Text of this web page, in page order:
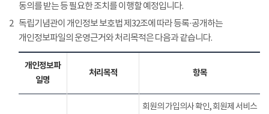
동의를 받는 등 필요한 조치를 이행할 예정입니다.
2 독립기념관이 개인정보 보호법 제32조에 따라 등록·공개하는
개인정보파일의 운영근거와 처리목적은 다음과 같습니다.
개인정보파
일명
처리목적 항목
회원의 가입의사 확인, 회원제 서비스